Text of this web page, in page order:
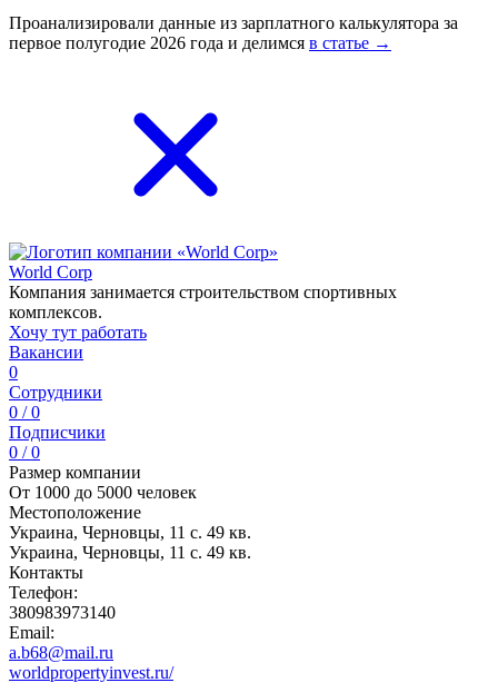
Проанализировали данные из зарплатного калькулятора за
первое полугодие 2026 года и делимся в статье →
World Corp
Компания занимается строительством спортивных
комплексов.
Хочу тут работать
Вакансии
0
Сотрудники
0 / 0
Подписчики
0 / 0
Размер компании
От 1000 до 5000 человек
Местоположение
Украина, Черновцы, 11 с. 49 кв.
Украина, Черновцы, 11 с. 49 кв.
Контакты
Телефон:
380983973140
Email:
a.b68@mail.ru
worldpropertyinvest.ru/